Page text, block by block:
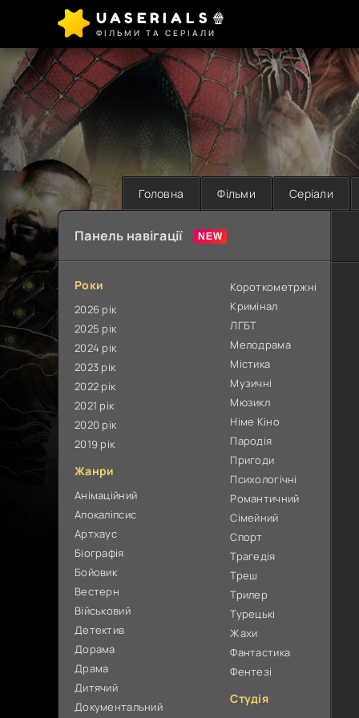
UASERIALS🍿
ФІЛЬМИ ТА СЕРІАЛИ
Головна Фільми Серіали
Панель навігації
Роки
2026 рік
2025 рік
2024 рік
2023 рік
2022 рік
2021 рік
2020 рік
2019 рік
Жанри
Анімаційний
Апокаліпсис
Артхаус
Біографія
Бойовик
Вестерн
Військовий
Детектив
Дорама
Драма
Дитячий
Документальний
Короткометржні
Кримінал
ЛГБТ
Мелодрама
Містика
Музичні
Мюзикл
Німе Кіно
Пародія
Пригоди
Психологічні
Романтичний
Сімейний
Спорт
Трагедія
Треш
Трилер
Турецькі
Жахи
Фантастика
Фентезі
Студія